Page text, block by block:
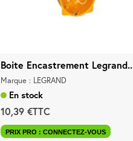
Boite Encastrement
Marque : LEGRAND
En stock
10,39 €TTC
PRIX PRO : CONNECTEZ-VOUS